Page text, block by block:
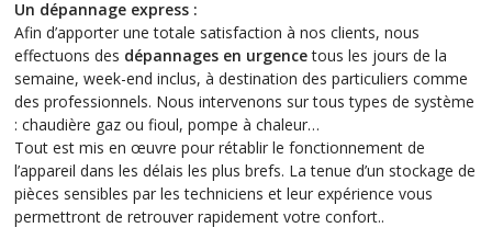
Un dépannage express :
Afin d’apporter une totale satisfaction à nos clients, nous
effectuons des dépannages en urgencetous les jours de la
semaine, week-end inclus, à destination des particuliers comme
des professionnels. Nous intervenons sur tous types de système
: chaudière gaz ou fioul, pompe à chaleur…
Tout est mis en œuvre pour rétablir le fonctionnement de
l’appareil dans les délais les plus brefs. La tenue d’un stockage de
pièces sensibles par les techniciens et leur expérience vous
permettront de retrouver rapidement votre confort..